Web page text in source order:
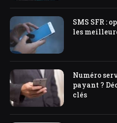
SMS SFR :
les
Numéro
payant ?
clés